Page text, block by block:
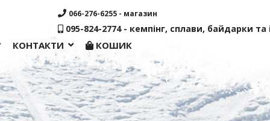
КОНТАКТИ КОШИК
066-276-6255 - магазин
095-824-2774 - кемпінг, сплави, байдарки та